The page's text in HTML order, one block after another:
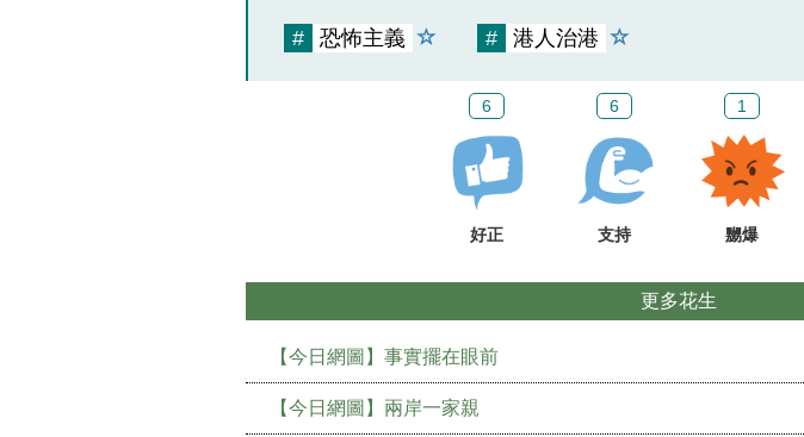
# 恐怖主義 # 港人治港
6
好正
6
支持
1
嬲爆
更多花生
【今日網圖】事實擺在眼前
【今日網圖】兩岸一家親